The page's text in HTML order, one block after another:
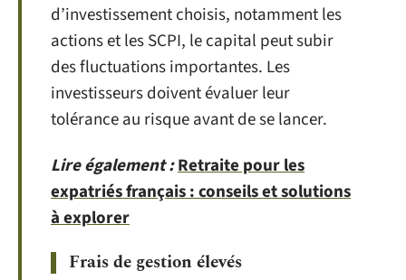
d’investissement choisis, notamment les
actions et les SCPI, le capital peut subir
des fluctuations importantes. Les
investisseurs doivent évaluer leur
tolérance au risque avant de se lancer.
Lire également :Retraite pour les
expatriés français : conseils et solutions
à explorer
Frais de gestion élevés